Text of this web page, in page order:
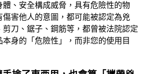
體、安全構成威脅，具有危險性的物
傷害他人的意圖，都可能被認定為兇
刀、鋸子、鋼筋等，都曾被法院認定
身的「危險性」，而非您的使用目